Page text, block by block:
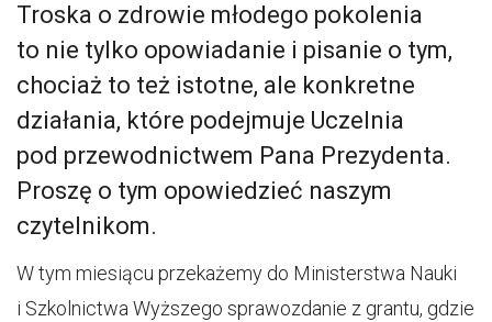
Troska o zdrowie młodego pokolenia
to nie tylko opowiadanie i pisanie o tym,
chociaż to też istotne, ale konkretne
działania, które podejmuje Uczelnia
pod przewodnictwem Pana Prezydenta.
Proszę o tym opowiedzieć naszym
czytelnikom.
W tym miesiącu przekażemy do Ministerstwa Nauki
i Szkolnictwa Wyższego sprawozdanie z grantu, gdzie